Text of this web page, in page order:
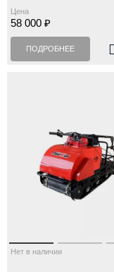
Цена
58 000 ₽
ПОДРОБНЕЕ
Нет в наличии